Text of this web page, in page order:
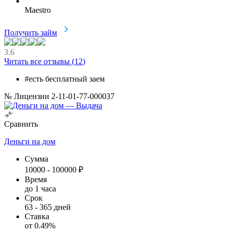
Maestro
Получить займ
3.6
Читать все отзывы (12)
#есть бесплатный заем
№ Лицензии 2-11-01-77-000037
Сравнить
Деньги на дом
Сумма
10000 - 100000 ₽
Время
до 1 часа
Срок
63 - 365 дней
Ставка
от 0.49%